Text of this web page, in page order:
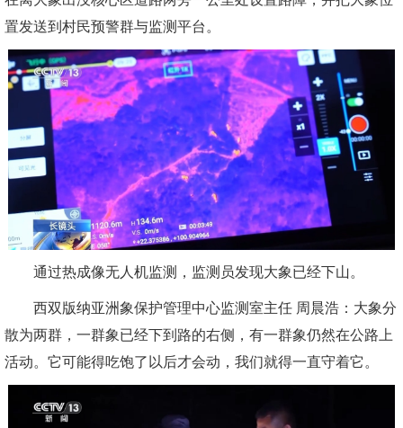
置发送到村民预警群与监测平台。
通过热成像无人机监测，监测员发现大象已经下山。
西双版纳亚洲象保护管理中心监测室主任 周晨浩：大象分
散为两群，一群象已经下到路的右侧，有一群象仍然在公路上
活动。它可能得吃饱了以后才会动，我们就得一直守着它。